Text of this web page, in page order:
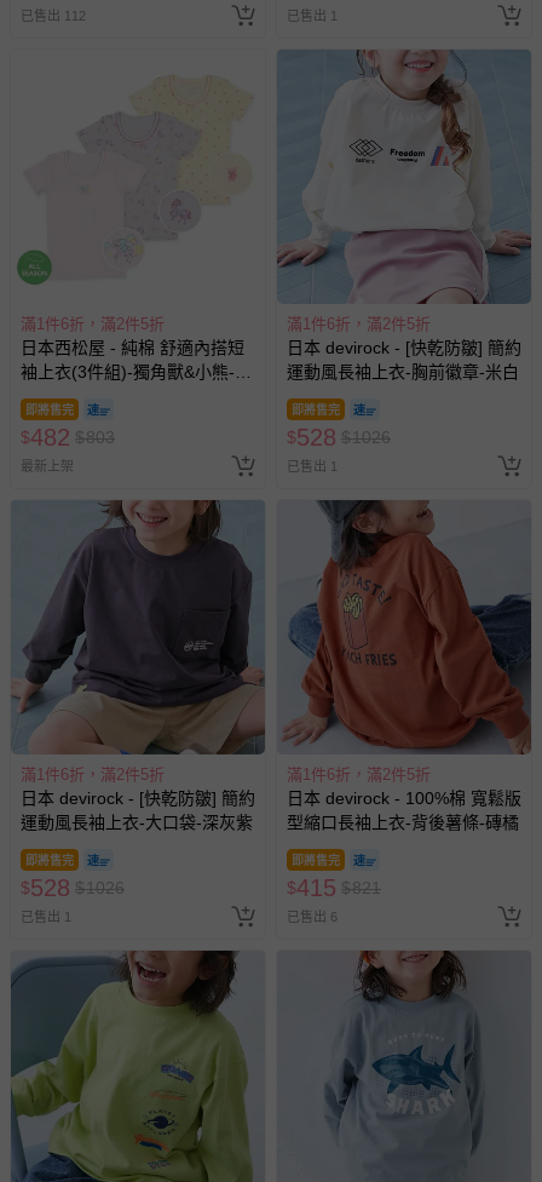
名陪伴成人)
已售出 112 已售出 1
滿1件6折，滿2件5折
日本西松屋 - 純棉 舒適內搭短
袖上衣(3件組)-獨角獸&小熊-粉
紫黃
即將售完
$482 $803
最新上架
滿1件6折，滿2件5折
日本 devirock - [快乾防皺] 簡約
運動風長袖上衣-胸前徽章-米白
即將售完
$528 $1026
已售出 1
滿1件6折，滿2件5折
日本 devirock - [快乾防皺] 簡約
運動風長袖上衣-大口袋-深灰紫
即將售完
$528 $1026
已售出 1
滿1件6折，滿2件5折
日本 devirock - 100%棉 寬鬆版
型縮口長袖上衣-背後薯條-磚橘
即將售完
$415 $821
已售出 6